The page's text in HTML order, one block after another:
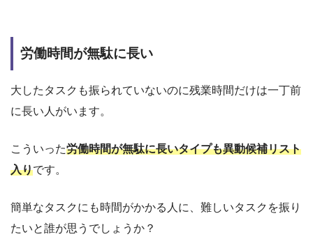
労働時間が無駄に長い
大したタスクも振られていないのに残業時間だけは一丁前
に長い人がいます。
こういった労働時間が無駄に長いタイプも異動候補リスト
入りです。
簡単なタスクにも時間がかかる人に、難しいタスクを振り
たいと誰が思うでしょうか？